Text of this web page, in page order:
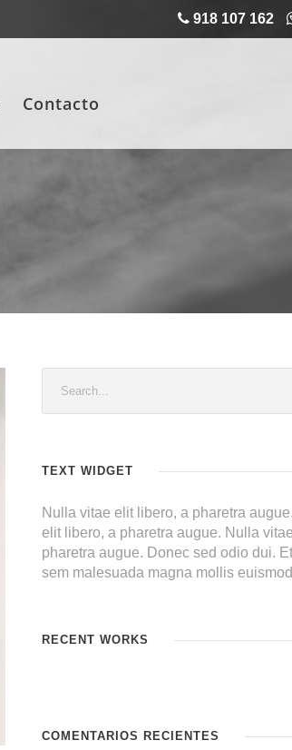
918 107 162
Contacto
TEXT WIDGET
Nulla vitae elit libero, a pharetra
elit libero, a pharetra augue. Nulla
pharetra augue. Donec sed odio dui.
sem malesuada magna mollis
RECENT WORKS
COMENTARIOS RECIENTES